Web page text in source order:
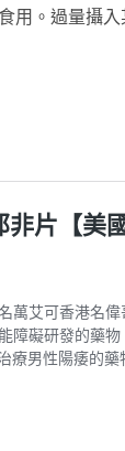
用。過量攝